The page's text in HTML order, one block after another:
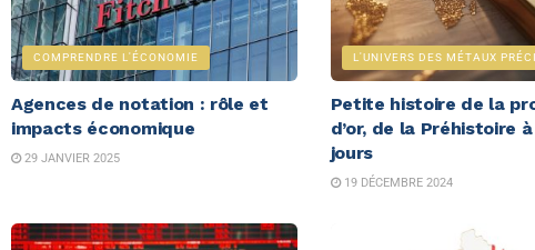
COMPRENDRE L'ÉCONOMIE
Agences de notation : rôle et
impacts économique
29 JANVIER 2025
L'UNIVERS DES MÉTAUX
Petite histoire de la
d’or, de la Préhistoire
jours
19 DÉCEMBRE 2024